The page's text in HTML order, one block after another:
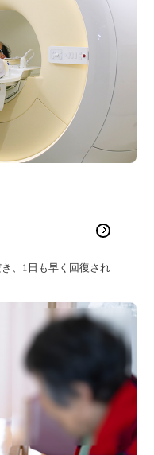
、1日も早く回復され